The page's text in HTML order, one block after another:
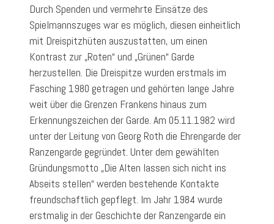
Durch Spenden und vermehrte Einsätze des
Spielmannszuges war es möglich, diesen einheitlich
mit Dreispitzhüten auszustatten, um einen
Kontrast zur „Roten“ und „Grünen“ Garde
herzustellen. Die Dreispitze wurden erstmals im
Fasching 1980 getragen und gehörten lange Jahre
weit über die Grenzen Frankens hinaus zum
Erkennungszeichen der Garde. Am 05.11.1982 wird
unter der Leitung von Georg Roth die Ehrengarde der
Ranzengarde gegründet. Unter dem gewählten
Gründungsmotto „Die Alten lassen sich nicht ins
Abseits stellen“ werden bestehende Kontakte
freundschaftlich gepflegt. Im Jahr 1984 wurde
erstmalig in der Geschichte der Ranzengarde ein